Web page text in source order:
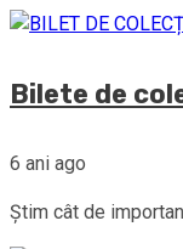
Bilete de
6 ani ago
Știm cât de